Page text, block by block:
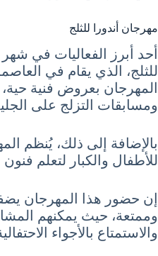
مهرجان أندورا للثلج
أحد أبرز الفعاليات في شهر
للثلج، الذي يقام في العاصمة
المهرجان بعروض فنية حية،
ومسابقات التزلج على
بالإضافة إلى ذلك، يُنظم
للأطفال والكبار لتعلم
إن حضور هذا المهرجان
وممتعة، حيث يمكنهم
والاستمتاع بالأجواء